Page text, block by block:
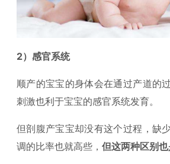
2）感官系统
顺产的宝宝的身体会在通过产道的
刺激也利于宝宝的感官系统发育。
但剖腹产宝宝却没有这个过程，缺
调的比率也就高些， 但这两种区别也